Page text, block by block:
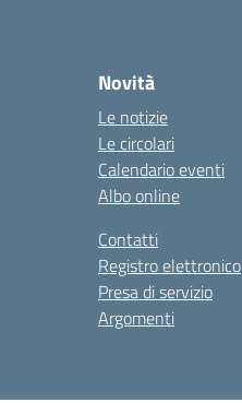
Novità
Le notizie
Le circolari
Calendario eventi
Albo online
Contatti
Registro elettronico
Presa di servizio
Argomenti